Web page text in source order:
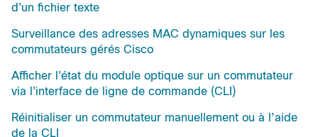
d'un fichier texte
Surveillance des adresses MAC dynamiques sur les
commutateurs gérés Cisco
Afficher l'état du module optique sur un commutateur
via l'interface de ligne de commande (CLI)
Réinitialiser un commutateur manuellement ou à l’aide
de la CLI